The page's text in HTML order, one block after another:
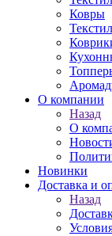
Ковры
О компании
Назад
О
Новинки
Доставка и
Назад